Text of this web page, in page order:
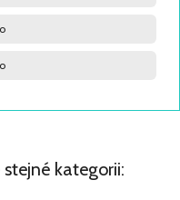
kategorii: